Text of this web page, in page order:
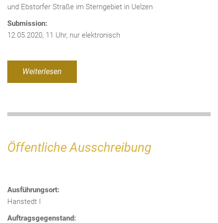
und Ebstorfer Straße im Sterngebiet in Uelzen
Submission:
12.05.2020, 11 Uhr, nur elektronisch
Weiterlesen
Öffentliche Ausschreibung
Ausführungsort:
Hanstedt I
Auftragsgegenstand: